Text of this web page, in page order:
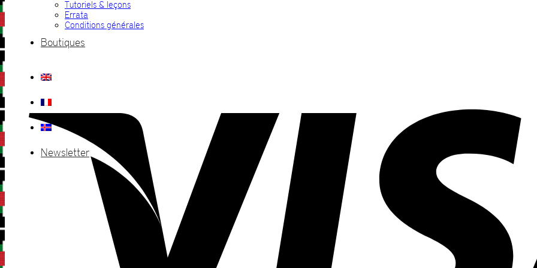
Tutoriels & leçons
Errata
Conditions générales
Boutiques
Newsletter